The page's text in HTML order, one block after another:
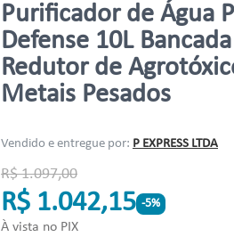
Purificador de Água
Defense 10L Bancada
Redutor de
Metais Pesados
Vendido e entregue por: P EXPRESS LTDA
R$ 1.097,00
R$ 1.042,15 -5%
À vista no PIX